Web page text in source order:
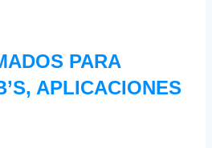
PARA
APLICACIONES